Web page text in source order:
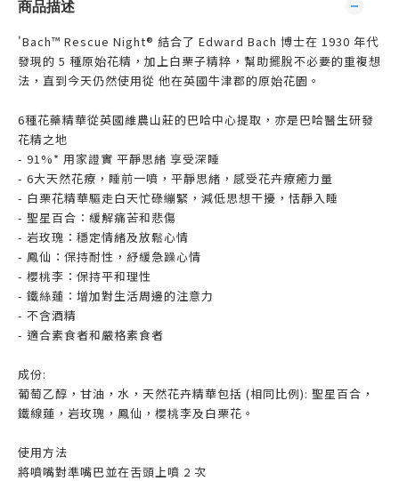
商品描述
'Bach™ Rescue Night® 結合了 Edward Bach 博士在 1930 年代
發現的 5 種原始花精，加上白栗子精粹，幫助擺脫不必要的重複想
法，直到今天仍然使用從 他在英國牛津郡的原始花園。
6種花藥精華從英國維農山莊的巴哈中心提取，亦是巴哈醫生研發
花精之地
- 91%* 用家證實 平靜思緒 享受深睡
- 6大天然花療，睡前一噴，平靜思緒，感受花卉療癒力量
- 白栗花精華驅走白天忙碌繃緊，減低思想干擾，恬靜入睡
- 聖星百合：緩解痛苦和悲傷
- 岩玫瑰：穩定情緒及放鬆心情
- 鳳仙：保持耐性，紓緩急躁心情
- 櫻桃李：保持平和理性
- 鐵絲蓮：增加對生活周邊的注意力
- 不含酒精
- 適合素食者和嚴格素食者
成份:
葡萄乙醇，甘油，水，天然花卉精華包括 (相同比例): 聖星百合，
鐵線蓮，岩玫瑰，鳳仙，櫻桃李及白栗花。
使用方法
將噴嘴對準嘴巴並在舌頭上噴 2 次